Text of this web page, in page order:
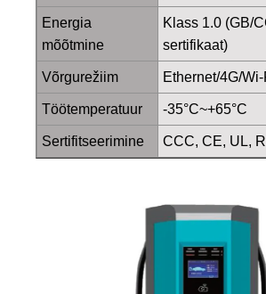
Energia
mõõtmine
Klass 1.0 (GB/
sertifikaat)
Võrgurežiim Ethernet/4G/
Töötemperatuur -35°C~+65°C
Sertifitseerimine CCC, CE, UL,